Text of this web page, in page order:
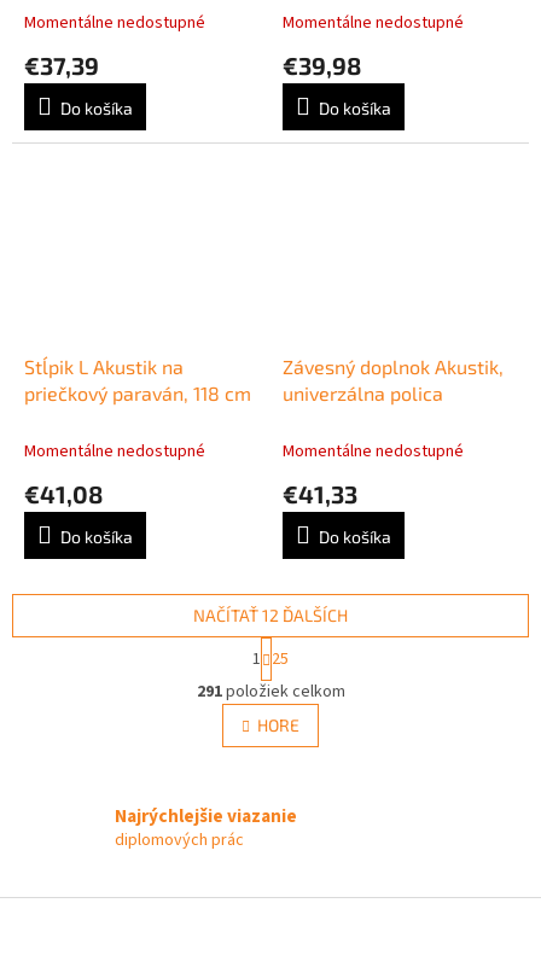
Momentálne nedostupné
€37,39
Do košíka
Momentálne nedostupné
€39,98
Do košíka
Stĺpik L Akustik na
priečkový paraván, 118 cm
Momentálne nedostupné
€41,08
Do košíka
Závesný doplnok Akustik,
univerzálna polica
Momentálne nedostupné
€41,33
Do košíka
O
v
l
á
c
NAČÍTAŤ 12 ĎALŠÍCH
t
r
á
n
k
a
1 25
291položiek celkom
HORE
Najrýchlejšie viazanie
diplomových prác